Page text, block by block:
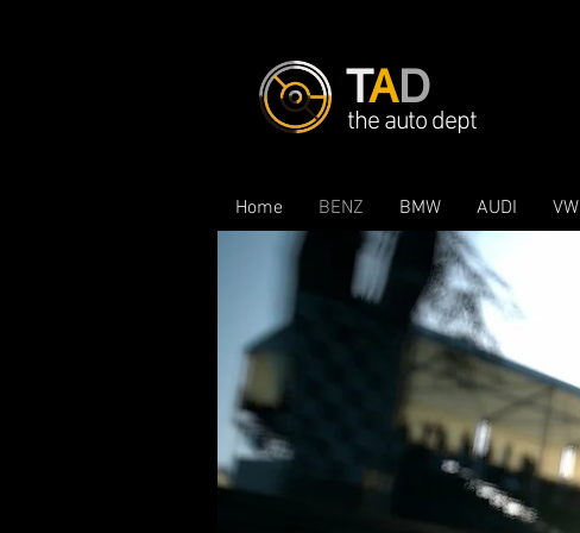
TAD
the auto dept
Home BENZ BMW AUDI VW